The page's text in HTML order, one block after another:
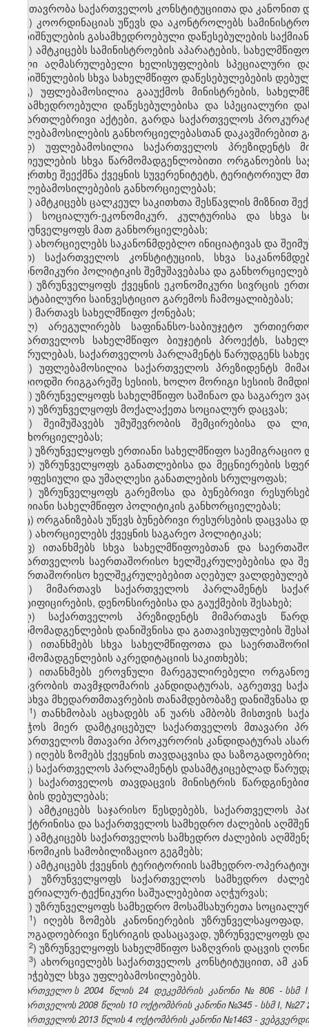
მთავრობა საქართველოს კონსტიტუციითა და
ა) კოორდინაციას უწევს და აკონტროლებს
დანიშნულების გასამხედროებული დაწესებულების
ბ) ამტკიცებს სამინისტროების აპარატების,
ბუ­ლი აღმასრულებელი ხელისუფლების სპეციალური
დანიშნულების სხვა სახელმწიფო დაწესებულებების
გ) უფლებამოსილია გააუქმოს მინისტრების,
გასამხედროებული დაწესებულებისა და სპეციალური
სამართლებრივი აქტები, გარდა საქართველოს
უფლებამოსილების განხორციელებასთან დაკავშირებით
დ) უფლებამოსილია საქართველოს პრეზიდენტს
ერთეულების სხვა წარმომადგენლობითი ორგანოების
საფრთხე შეექმნა ქვეყნის სუვერენიტეტს,
უფლებამო­სილე­ბე­ბის განხორციელებას;
ე) ამტკიცებს ცალკეულ საკითხთა შესწავლის მიზნით
ვ) სოციალურ-ეკონომიკურ, კულტურისა და სხვა
უზრუნველყოფს მათ განხორციელებას;
ზ) ახორციელებს საკანონმდებლო ინიციატივას და
თ) საქართველოს კონსტიტუციის, სხვა
ეკონომიკური პოლიტიკის შემუშავებასა და
ი) უზრუნველყოფს ქვეყნის ეკონომიკური სივრცის
და სტაბილური საინვესტიციო გარემოს ჩამოყალიბებას;
კ) მართავს სახელმწიფო ქონებას;
ლ) არეგულირებს საფინანსო-საბიუჯეტო
საქართველოს სახელმწიფო ბიუჯეტის პროექტს,
შესრულებას, საქართველოს პარლამენტს წარუდგენს
მ) უფლებამოსილია საქართველოს პრეზიდენტს
პერიოდში რიგგარეშე სესიის, ხოლო მორიგი სესიის
ნ) უზრუნველყოფს სახელმწიფო საშინაო და საგარეო
ო) უზრუნველყოფს მოქალაქეთა სოციალურ დაცვას;
პ) შეიმუშავებს უმუშევრობის შემცირებისა
განხორციელებას;
ჟ) უზრუნველყოფს ერთიანი სახელმწიფო
რ) უზრუნველყოფს განათლებისა და მეცნიერების
პროფესიული და უმაღლესი განათლების სრულყოფას;
ს) უზრუნველყოფს გარემოსა და ბუნებრივი
ერთიანი სახელმწიფო პოლიტიკის განხორციელებას;
ტ) ორგანიზებას უწევს ბუნებრივი რესურსების
უ) ახორციელებს ქვეყნის საგარეო პოლიტიკას;
ფ) ითანხმებს სხვა სახელმწიფოებთან და
საქართველოს საერთაშორისო ხელშეკრულებებისა და
საერთაშორისო ხელშეკრულებებით აღებულ
ქ) მიმართავს საქართველოს პარლამენტს
რატიფიცირების, დენონსირებისა და გაუქმების შესახებ;
ღ) საქართველოს პრეზიდენტს მიმართავს
წარმომადგენლების დანიშვნისა და გათავისუფლების
ყ) ითანხმებს სხვა სახელმწიფოთა და
წარმომადგენლების აკრედიტაციის საკითხებს;
შ) ითანხმებს ეროვნული მარეგულირებელი
მთავრობის თავმჯდომარის კანდი­დატურას, აგრეთვე
და სხვა მხედართმთავრების თანამდებობაზე დანიშვნასა
​1) თანხმობას აცხადებს ან უარს ამბობს მისთვის
საბჭოს მიერ დამტკიცებულ საქართველოს მთავარი
საქართველოს მთავარი პროკურორის კანდიდატურას
ჩ) იღებს ზომებს ქვეყნის თავდაცვისა და
ც) საქართველოს პარლამენტს დასამტკიცებლად
ძ) საქართველოს თავდაცვის მინისტრის
შტაბის დებულებას;
წ) ამტკიცებს საჯარისო წესდებებს, საქართველოს
დოქტრინისა და საქართველოს სამხედრო ძალების
ჭ) ამტკიცებს საქართველოს სამხედრო ძალების
ეკონომიკის სამობილიზაციო გეგმებს;
ხ) ამტკიცებს ქვეყნის ტერიტორიის სამხედრო-
ჯ) უზრუნველყოფს საქართველოს სამხედრო
მატერიალურ-ტექნიკური საშუალებებით აღჭურვას;
ჰ) უზრუნველყოფს სამხედრო მოსამსახურეთა
​1) იღებს ზომებს კანონიერების
საზოგადოებრივი წესრიგის დასაცავად, უზრუნველყოფს
​2) უზრუნველყოფს სახელმწიფო საზღვრის დაცვის
​3) ახორციელებს საქართველოს კონსტიტუციით, ამ
მინიჭებულ სხვა უფლებამოსილებებს.
საქართველო ს 2004 წლის 24 დეკემბრის კანონი № 806 - სსმ I
საქართველოს 2008 წლის 10 ოქტომბრის კანონი №345 - სსმ I, №27
საქართველოს 2013 წლის 4 ოქტომბრის კანონი №1463 -